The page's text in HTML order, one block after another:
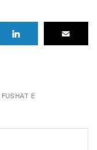
FUSHAT E